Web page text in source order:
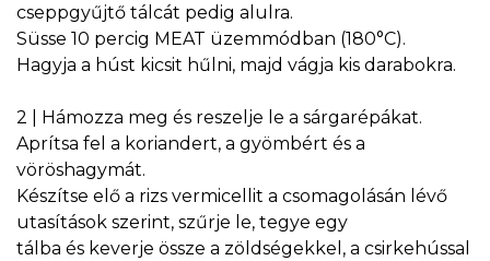
cseppgyűjtő tálcát pedig alulra.
Süsse 10 percig MEAT üzemmódban (180°C).
Hagyja a húst kicsit hűlni, majd vágja kis darabokra.
2 | Hámozza meg és reszelje le a sárgarépákat.
Aprítsa fel a koriandert, a gyömbért és a
vöröshagymát.
Készítse elő a rizs vermicellit a csomagolásán lévő
utasítások szerint, szűrje le, tegye egy
tálba és keverje össze a zöldségekkel, a csirkehússal